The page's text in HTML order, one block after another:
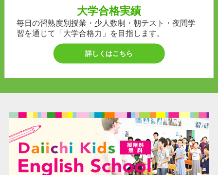
大学合格実績
毎日の習熟度別授業・少人数制・朝テスト・夜間学
習を通じて「大学合格力」を目指します。
詳しくはこちら